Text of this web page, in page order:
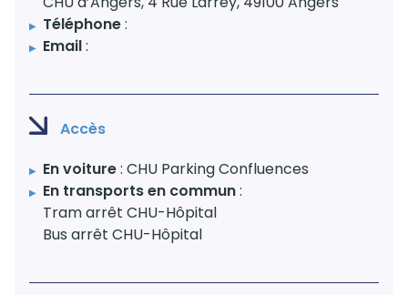
Téléphone:
Email:
Accès
En voiture: CHU Parking Confluences
En transports en commun:
Tram arrêt CHU-Hôpital
Bus arrêt CHU-Hôpital